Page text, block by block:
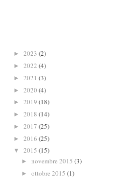
► 2023 (2)
► 2022 (4)
► 2021 (3)
► 2020 (4)
► 2019 (18)
► 2018 (14)
► 2017 (25)
► 2016 (25)
▼ 2015 (15)
► novembre 2015 (3)
► ottobre 2015 (1)